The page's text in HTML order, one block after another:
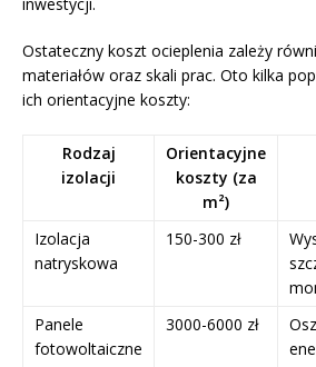
Ostateczny koszt ocieplenia zależy
materiałów oraz skali prac. Oto kilka
ich orientacyjne koszty:
Rodzaj
izolacji
Orientacyjne
koszty (za
m²)
Izolacja
natryskowa
150-300 zł
Panele
fotowoltaiczne
3000-6000 zł